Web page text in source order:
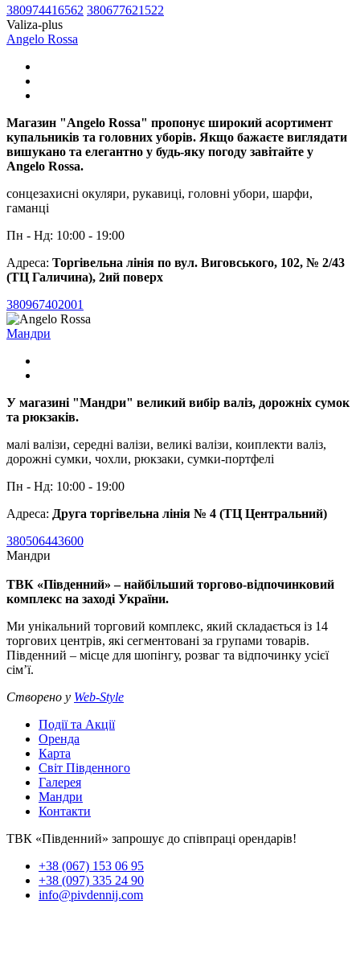
380974416562 380677621522
Valiza-plus
Angelo Rossa
Магазин "Angelo Rossa" пропонує широкий асортимент
купальників та головних уборів. Якщо бажаєте виглядати
вишукано та елегантно у будь-яку погоду завітайте у
Angelo Rossa.
сонцезахисні окуляри, рукавиці, головні убори, шарфи,
гаманці
Пн - Нд: 10:00 - 19:00
Адреса: Торгівельна лінія по вул. Виговського, 102, № 2/43
(ТЦ Галичина), 2ий поверх
380967402001
Мандри
У магазині "Мандри" великий вибір валіз, дорожніх сумок
та рюкзаків.
малі валізи, середні валізи, великі валізи, коиплекти валіз,
дорожні сумки, чохли, рюкзаки, сумки-портфелі
Пн - Нд: 10:00 - 19:00
Адреса: Друга торгівельна лінія № 4 (ТЦ Центральний)
380506443600
Мандри
ТВК «Південний» – найбільший торгово-відпочинковий
комплекс на заході України.
Ми унікальний торговий комплекс, який складається із 14
торгових центрів, які сегментовані за групами товарів.
Південний – місце для шопінгу, розваг та відпочинку усієї
сім’ї.
Створено у Web-Style
Події та Акції
Оренда
Карта
Світ Південного
Галерея
Мандри
Контакти
ТВК «Південний» запрошує до співпраці орендарів!
+38 (067) 153 06 95
+38 (097) 335 24 90
info@pivdennij.com